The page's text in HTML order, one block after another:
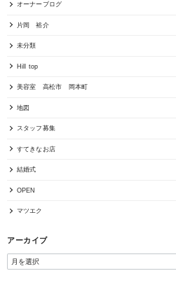
オーナーブログ
片岡 裕介
未分類
Hill top
美容室 高松市 岡本町
地図
スタッフ募集
すてきなお店
結婚式
OPEN
マツエク
アーカイブ